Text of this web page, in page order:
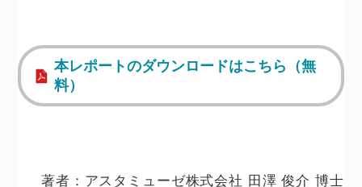
本レポートのダウンロードはこちら（無
料）
著者：アスタミューゼ株式会社 田澤 俊介 博士